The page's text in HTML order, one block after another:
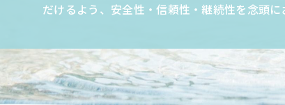
だけるよう、安全性・信頼性・継続性を念頭